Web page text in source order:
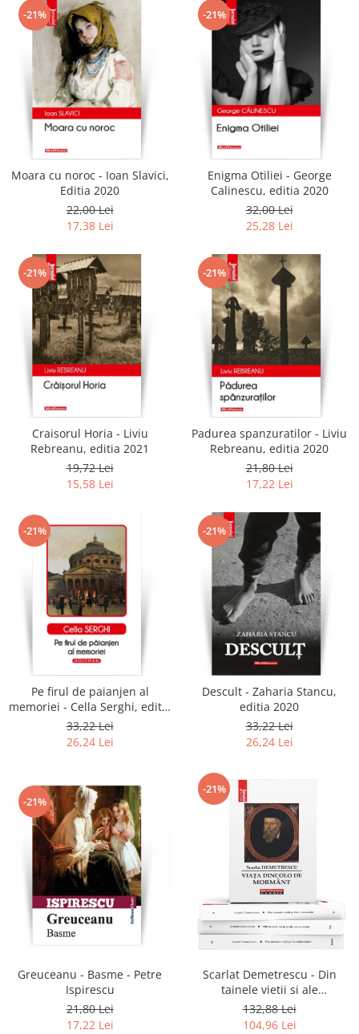
-21%
Moara cu noroc - Ioan Slavici,
Editia 2020
22,00 Lei
17,38 Lei
-21%
Enigma Otiliei - George
Calinescu, editia 2020
32,00 Lei
25,28 Lei
-21%
Craisorul Horia - Liviu
Rebreanu, editia 2021
19,72 Lei
15,58 Lei
-21%
Padurea spanzuratilor - Liviu
Rebreanu, editia 2020
21,80 Lei
17,22 Lei
-21%
Pe firul de paianjen al
memoriei - Cella Serghi, editia
2020
33,22 Lei
26,24 Lei
-21%
Descult - Zaharia Stancu,
editia 2020
33,22 Lei
26,24 Lei
-21%
Greuceanu - Basme - Petre
Ispirescu
21,80 Lei
17,22 Lei
-21%
Scarlat Demetrescu - Din
tainele vietii si ale
universului, Volumele I-III +
Viata dincolo de mormant
132,88 Lei
104,96 Lei